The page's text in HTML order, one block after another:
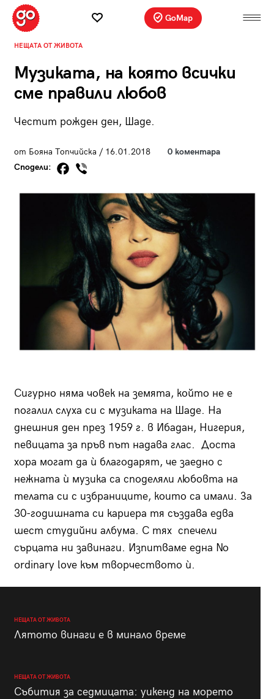
GoMap
НЕЩАТА ОТ ЖИВОТА
Музиката, на която всички
сме правили любов
Честит рожден ден, Шаде.
от Бояна Топчийска / 16.01.2018
0 коментара
Сподели:
Сигурно няма човек на земята, който не е
погалил слуха си с музиката на Шаде. На
днешния ден през 1959 г. в Ибадан, Нигерия,
певицата за пръв път надава глас. Доста
хора могат да ѝ благодарят, че заедно с
нежната ѝ музика са споделяли любовта на
телата си с избраниците, които са имали. За
30-годишната си кариера тя създава едва
шест студийни албума. С тях спечели
сърцата ни завинаги. Изпитваме една No
ordinary love към творчеството ѝ.
НЕЩАТА ОТ ЖИВОТА
Лятото винаги е в минало време
НЕЩАТА ОТ ЖИВОТА
Събития за седмицата: уикенд на морето